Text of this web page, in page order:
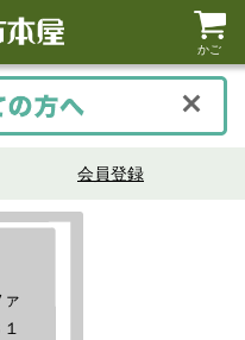
かご
会員登録